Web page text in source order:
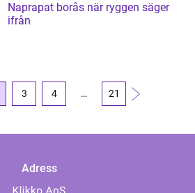
Naprapat borås när ryggen säger
ifrån
3 4 … 21
Adress